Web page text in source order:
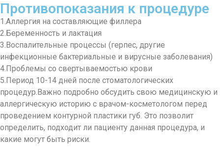
Противопоказания к процедуре
1.Аллергия на составляющие филлера
2.Беременность и лактация
3.Воспалительные процессы (герпес, другие
инфекционные бактериальные и вирусные заболевания)
4.Проблемы со свертываемостью крови
5.Период 10-14 дней после стоматологических
процедур.Важно подробно обсудить свою медицинскую и
аллергическую историю с врачом-косметологом перед
проведением контурной пластики губ. Это позволит
определить, подходит ли пациенту данная процедура, и
какие могут быть риски.